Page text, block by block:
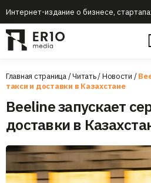
Интернет-издание о бизнесе,
Главная страница/Читать/Новости /
такси и доставки в Казахстане
Beeline запускает
доставки в